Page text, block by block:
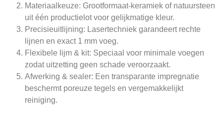
Materiaalkeuze: Grootformaat-keramiek of natuursteen
uit één productielot voor gelijkmatige kleur.
Precisie­uitlijning: Laser­techniek garandeert rechte
lijnen en exact 1 mm voeg.
Flexibele lijm & kit: Speciaal voor minimale voegen
zodat uitzetting geen schade veroorzaakt.
Afwerking & sealer: Een transparante impregnatie
beschermt poreuze tegels en vergemakkelijkt
reiniging.